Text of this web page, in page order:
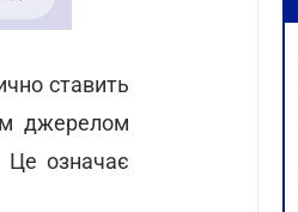
ставить
джерелом
Це означає